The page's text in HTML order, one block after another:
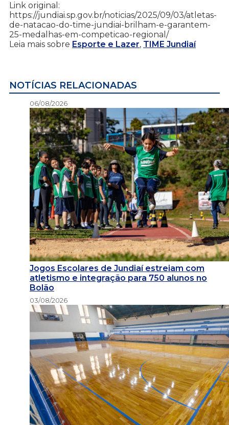
Link original:
https://jundiai.sp.gov.br/noticias/2025/09/03/atletas-
de-natacao-do-time-jundiai-brilham-e-garantem-
25-medalhas-em-competicao-regional/
Leia mais sobre Esporte e Lazer, TIME Jundiaí
NOTÍCIAS RELACIONADAS
06/08/2026
Jogos Escolares de Jundiaí estreiam com
atletismo e integração para 750 alunos no
Bolão
03/08/2026